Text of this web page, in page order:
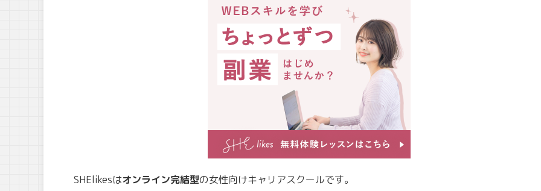
SHElikesはオンライン完結型の女性向けキャリアスクールです。